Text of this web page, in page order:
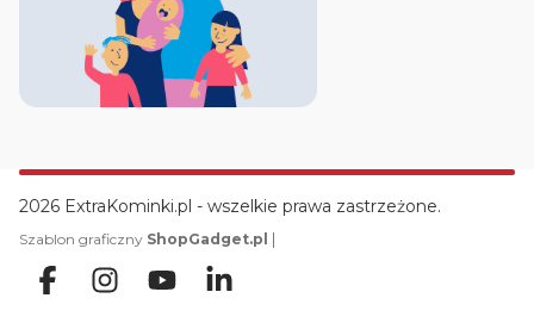
2026 ExtraKominki.pl - wszelkie prawa zastrzeżone.
Szablon graficzny ShopGadget.pl |